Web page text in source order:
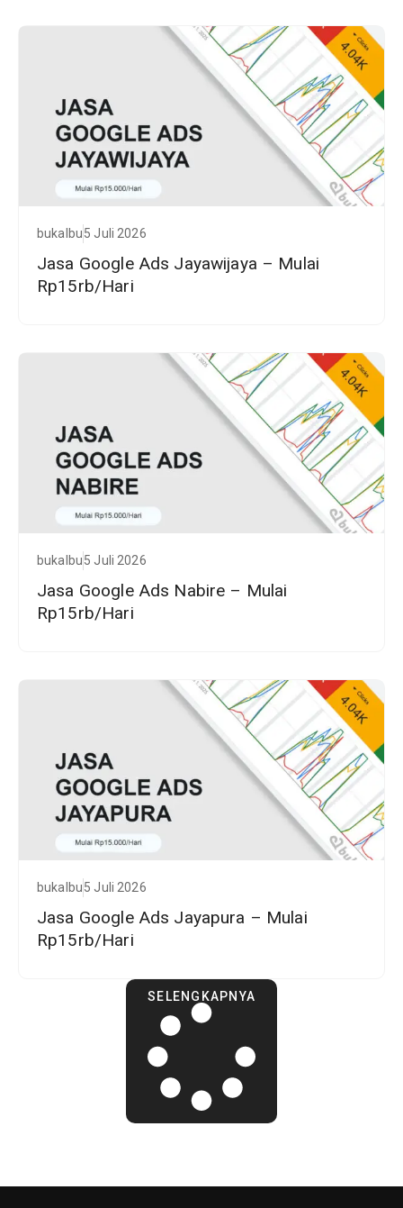
bukalbu5 Juli 2026
Jasa Google Ads Jayawijaya – Mulai
Rp15rb/Hari
bukalbu5 Juli 2026
Jasa Google Ads Nabire – Mulai
Rp15rb/Hari
bukalbu5 Juli 2026
Jasa Google Ads Jayapura – Mulai
Rp15rb/Hari
SELENGKAPNYA